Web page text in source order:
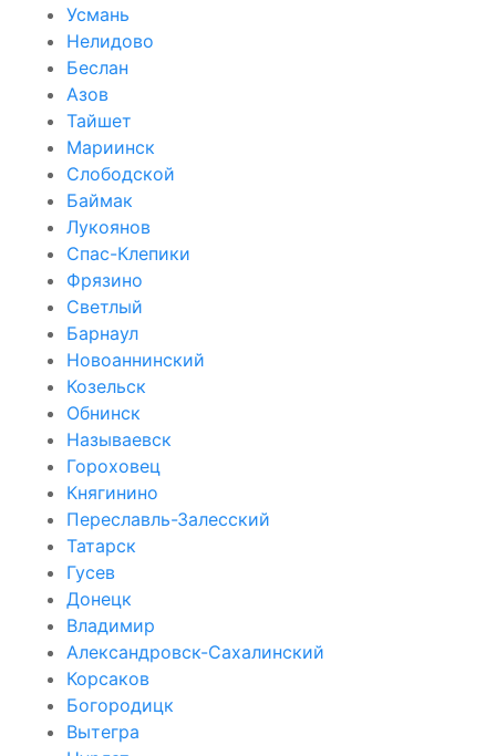
Усмань
Нелидово
Беслан
Азов
Тайшет
Мариинск
Слободской
Баймак
Лукоянов
Спас-Клепики
Фрязино
Светлый
Барнаул
Новоаннинский
Козельск
Обнинск
Называевск
Гороховец
Княгинино
Переславль-Залесский
Татарск
Гусев
Донецк
Владимир
Александровск-Сахалинский
Корсаков
Богородицк
Вытегра